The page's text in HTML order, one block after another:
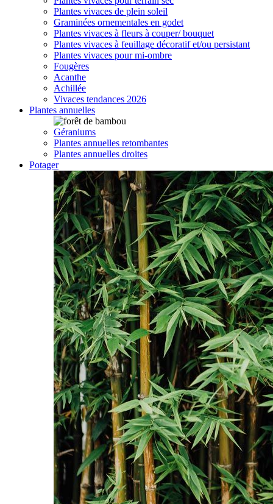
Plantes vivaces de plein soleil
Graminées ornementales en godet
Plantes vivaces à fleurs à couper/ bouquet
Plantes vivaces à feuillage décoratif et/ou persistant
Plantes vivaces pour mi-ombre
Fougères
Acanthe
Achillée
Vivaces tendances 2026
Plantes annuelles
Géraniums
Plantes annuelles retombantes
Plantes annuelles droites
Potager